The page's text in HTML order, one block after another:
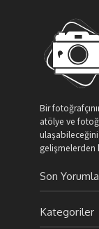
Bir
atölye ve
gelişmelerden
Son
Kategoriler